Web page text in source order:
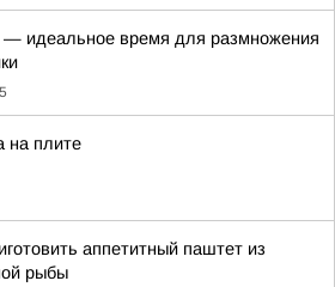
— идеальное время для размножения
на плите
аппетитный паштет из
рыбы